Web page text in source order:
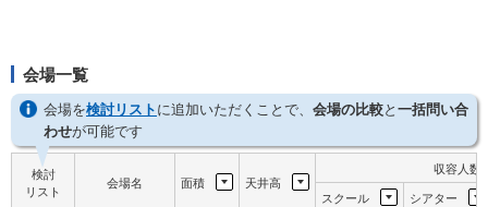
会場一覧
会場を検討リストに追加いただくことで、 会場の比較と一括問い合
わせが可能です
検討
リスト
会場名 面積 天井高
収容人数
スクール
シアター